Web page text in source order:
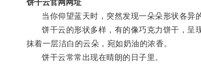
饼干云官网网址
当你仰望蓝天时，突然发现一朵朵形状各异的
饼干云的形状多样，有的像巧克力饼干，呈现
抹着一层洁白的云朵，宛如奶油的浓香。
饼干云常常出现在晴朗的日子里。